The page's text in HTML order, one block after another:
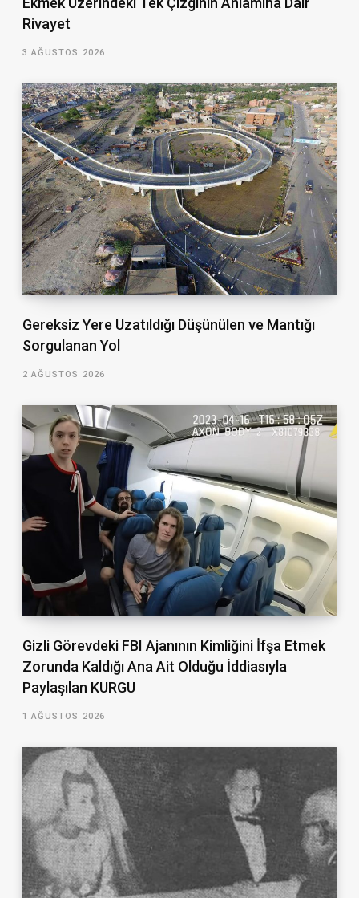
Rivayet
3 AĞUSTOS 2026
Gereksiz Yere Uzatıldığı Düşünülen ve Mantığı
Sorgulanan Yol
2 AĞUSTOS 2026
Gizli Görevdeki FBI Ajanının Kimliğini İfşa Etmek
Zorunda Kaldığı Ana Ait Olduğu İddiasıyla
Paylaşılan KURGU
1 AĞUSTOS 2026